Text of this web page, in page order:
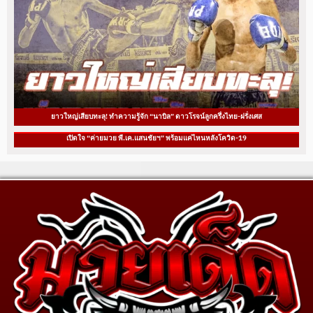
ยาวใหญ่เสียบทะลุ! ทำความรู้จัก “นาบิล” ดาวโรจน์ลูกครึ่งไทย-ฝรั่งเศส
เปิดใจ “ค่ายมวย พี.เค.แสนชัยฯ” พร้อมแค่ไหนหลังโควิด-19